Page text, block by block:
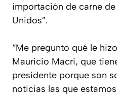
importación de carne
Unidos”.
“Me pregunto qué le
Mauricio Macri, que
presidente porque son
noticias las que